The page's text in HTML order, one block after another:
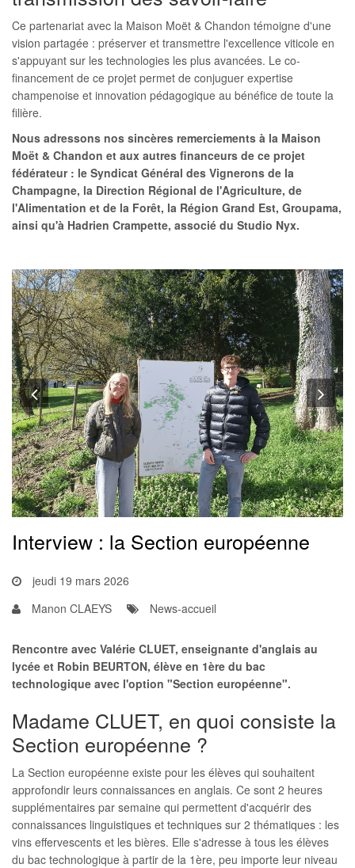
Ce partenariat avec la Maison Moët & Chandon témoigne d'une
vision partagée : préserver et transmettre l'excellence viticole en
s'appuyant sur les technologies les plus avancées. Le co-
financement de ce projet permet de conjuguer expertise
champenoise et innovation pédagogique au bénéfice de toute la
filière.
Nous adressons nos sincères remerciements à la Maison
Moët & Chandon et aux autres financeurs de ce projet
fédérateur : le Syndicat Général des Vignerons de la
Champagne, la Direction Régional de l'Agriculture, de
l'Alimentation et de la Forêt, la Région Grand Est, Groupama,
ainsi qu'à Hadrien Crampette, associé du Studio Nyx.
Previous
Interview : la Section européenne
jeudi 19 mars 2026
Manon CLAEYS
News-accueil
Rencontre avec Valérie CLUET, enseignante d'anglais au
lycée et Robin BEURTON, élève en 1ère du bac
technologique avec l'option "Section européenne".
Madame CLUET, en quoi consiste la
Section européenne ?
La Section européenne existe pour les élèves qui souhaitent
approfondir leurs connaissances en anglais. Ce sont 2 heures
supplémentaires par semaine qui permettent d'acquérir des
connaissances linguistiques et techniques sur 2 thématiques : les
vins effervescents et les bières. Elle s'adresse à tous les élèves
du bac technologique à partir de la 1ère, peu importe leur niveau